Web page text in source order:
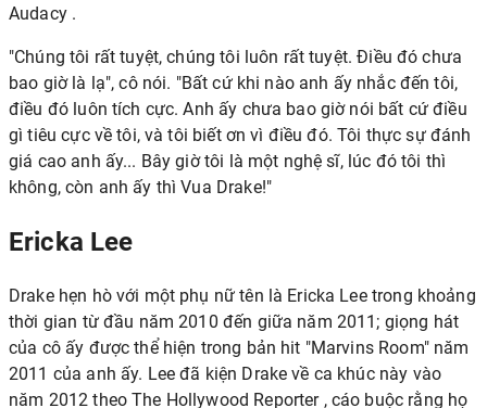
Audacy .
"Chúng tôi rất tuyệt, chúng tôi luôn rất tuyệt. Điều đó chưa
bao giờ là lạ", cô nói. "Bất cứ khi nào anh ấy nhắc đến tôi,
điều đó luôn tích cực. Anh ấy chưa bao giờ nói bất cứ điều
gì tiêu cực về tôi, và tôi biết ơn vì điều đó. Tôi thực sự đánh
giá cao anh ấy... Bây giờ tôi là một nghệ sĩ, lúc đó tôi thì
không, còn anh ấy thì Vua Drake!"
Ericka Lee
Drake hẹn hò với một phụ nữ tên là Ericka Lee trong khoảng
thời gian từ đầu năm 2010 đến giữa năm 2011; giọng hát
của cô ấy được thể hiện trong bản hit "Marvins Room" năm
2011 của anh ấy. Lee đã kiện Drake về ca khúc này vào
năm 2012 theo The Hollywood Reporter , cáo buộc rằng họ